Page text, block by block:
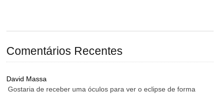
Comentários Recentes
David Massa
Gostaria de receber uma óculos para ver o eclipse de forma